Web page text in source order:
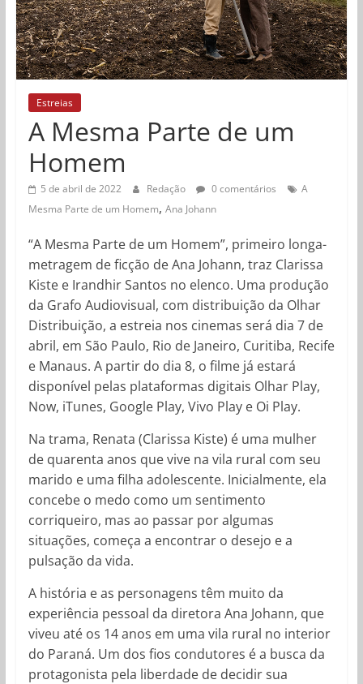
Estreias
A Mesma Parte de um
Homem
5 de abril de 2022 Redação 0 comentários
A
Mesma Parte de um Homem, Ana Johann
“A Mesma Parte de um Homem”, primeiro longa-
metragem de ficção de Ana Johann, traz Clarissa
Kiste e Irandhir Santos no elenco. Uma produção
da Grafo Audiovisual, com distribuição da Olhar
Distribuição, a estreia nos cinemas será dia 7 de
abril, em São Paulo, Rio de Janeiro, Curitiba, Recife
e Manaus. A partir do dia 8, o filme já estará
disponível pelas plataformas digitais Olhar Play,
Now, iTunes, Google Play, Vivo Play e Oi Play.
Na trama, Renata (Clarissa Kiste) é uma mulher
de quarenta anos que vive na vila rural com seu
marido e uma filha adolescente. Inicialmente, ela
concebe o medo como um sentimento
corriqueiro, mas ao passar por algumas
situações, começa a encontrar o desejo e a
pulsação da vida.
A história e as personagens têm muito da
experiência pessoal da diretora Ana Johann, que
viveu até os 14 anos em uma vila rural no interior
do Paraná. Um dos fios condutores é a busca da
protagonista pela liberdade de decidir sua